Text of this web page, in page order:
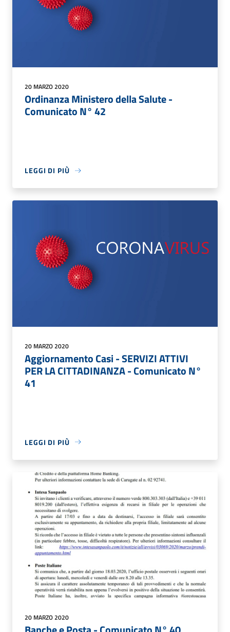
20 MARZO 2020
Ordinanza Ministero della Salute -
Comunicato N° 42
LEGGI DI PIÙ
20 MARZO 2020
Aggiornamento Casi - SERVIZI ATTIVI
PER LA CITTADINANZA - Comunicato N°
41
LEGGI DI PIÙ
20 MARZO 2020